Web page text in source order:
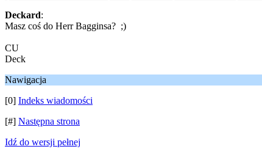
Deckard:
Masz coś do Herr Bagginsa? ;)
CU
Deck
Nawigacja
[0] Indeks wiadomości
[#] Następna strona
Idź do wersji pełnej